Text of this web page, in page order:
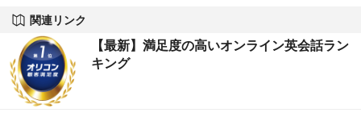
関連リンク
【最新】満足度の高いオンライン英会話ラン
キング